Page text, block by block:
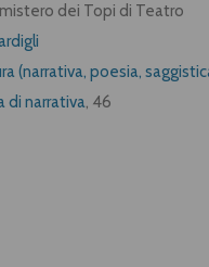
dei Topi di Teatro
(narrativa, poesia,
di narrativa, 46